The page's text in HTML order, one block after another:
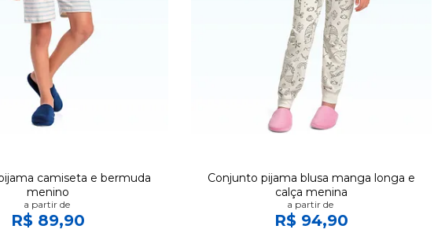
camiseta e bermuda
menino
a partir de
R$ 89,90
Conjunto pijama blusa manga longa e
calça menina
a partir de
R$ 94,90